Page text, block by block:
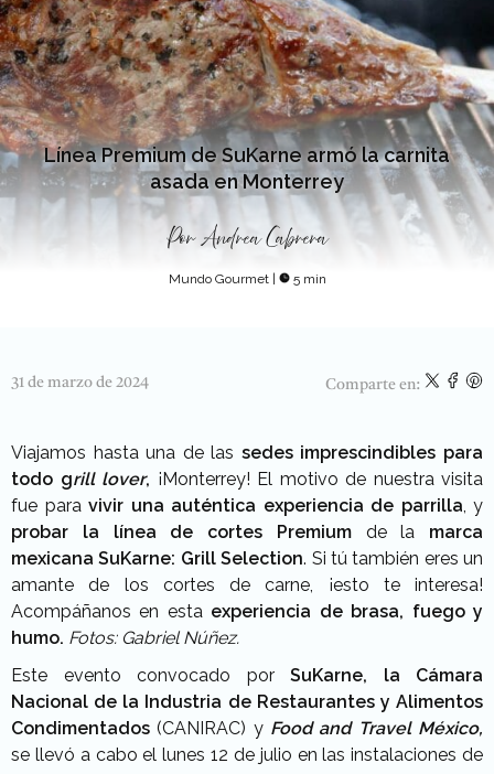
Línea Premium de SuKarne armó la carnita
asada en Monterrey
Por Andrea Cabrera
Mundo Gourmet | 5 min
31 de marzo de 2024 Comparte en:
Viajamos hasta una de las sedes imprescindibles para
todo grill lover, ¡Monterrey! El motivo de nuestra visita
fue para vivir una auténtica experiencia de parrilla , y
probar la línea de cortes Premiumde la marca
mexicana SuKarne: Grill Selection. Si tú también eres un
amante de los cortes de carne, ¡esto te interesa!
Acompáñanos en esta experiencia de brasa, fuego y
humo. Fotos: Gabriel Núñez.
Este evento convocado por SuKarne, la Cámara
Nacional de la Industria de Restaurantes y Alimentos
Condimentados (CANIRAC) y Food and Travel México,
se llevó a cabo el lunes 12 de julio en las instalaciones de